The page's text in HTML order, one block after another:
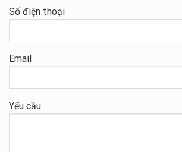
Số điện thoại
Email
Yếu cầu